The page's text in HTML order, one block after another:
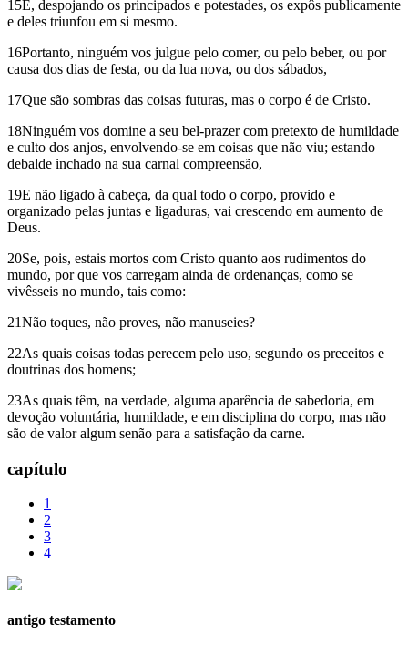
15E, despojando os principados e potestades, os expôs publicamente
e deles triunfou em si mesmo.
16Portanto, ninguém vos julgue pelo comer, ou pelo beber, ou por
causa dos dias de festa, ou da lua nova, ou dos sábados,
17Que são sombras das coisas futuras, mas o corpo é de Cristo.
18Ninguém vos domine a seu bel-prazer com pretexto de humildade
e culto dos anjos, envolvendo-se em coisas que não viu; estando
debalde inchado na sua carnal compreensão,
19E não ligado à cabeça, da qual todo o corpo, provido e
organizado pelas juntas e ligaduras, vai crescendo em aumento de
Deus.
20Se, pois, estais mortos com Cristo quanto aos rudimentos do
mundo, por que vos carregam ainda de ordenanças, como se
vivêsseis no mundo, tais como:
21Não toques, não proves, não manuseies?
22As quais coisas todas perecem pelo uso, segundo os preceitos e
doutrinas dos homens;
23As quais têm, na verdade, alguma aparência de sabedoria, em
devoção voluntária, humildade, e em disciplina do corpo, mas não
são de valor algum senão para a satisfação da carne.
capítulo
1
2
3
4
antigo testamento